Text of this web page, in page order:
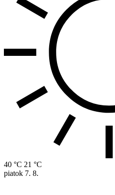
40 °C 21 °C
piatok 7. 8.